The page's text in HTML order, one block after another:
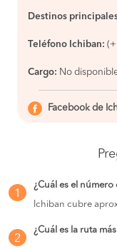
Destinos
Teléfono Ichiban:
Cargo: No
Facebook de
1
¿Cuál es el
Ichiban cubre
2
¿Cuál es la ruta